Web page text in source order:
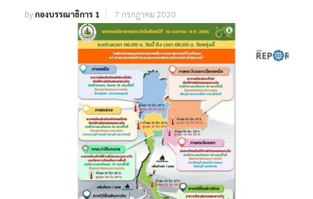
Byกองบรรณาธิการ 1 7 กรกฎาคม 2020